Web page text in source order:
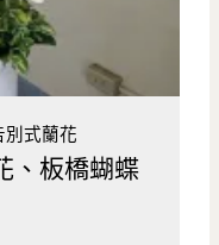
、板橋告別式蘭花
蘭花、板橋蝴蝶
-出租)